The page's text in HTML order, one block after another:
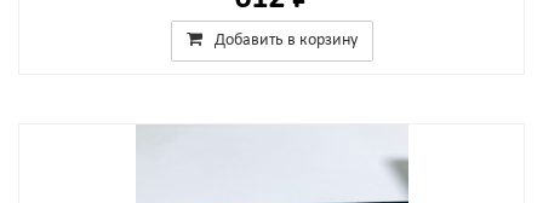
Добавить в корзину